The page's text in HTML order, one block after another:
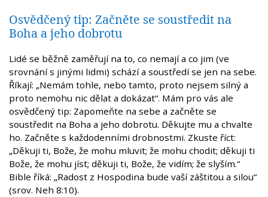
Osvědčený tip: Začněte se soustředit na
Boha a jeho dobrotu
Lidé se běžně zaměřují na to, co nemají a co jim (ve
srovnání s jinými lidmi) schází a soustředí se jen na sebe.
Říkají: „Nemám tohle, nebo tamto, proto nejsem silný a
proto nemohu nic dělat a dokázat“. Mám pro vás ale
osvědčený tip: Zapomeňte na sebe a začněte se
soustředit na Boha a jeho dobrotu. Děkujte mu a chvalte
ho. Začněte s každodenními drobnostmi. Zkuste říct:
„Děkuji ti, Bože, že mohu mluvit; že mohu chodit; děkuji ti
Bože, že mohu jíst; děkuji ti, Bože, že vidím; že slyším.“
Bible říká: „Radost z Hospodina bude vaší záštitou a silou“
(srov. Neh 8:10).